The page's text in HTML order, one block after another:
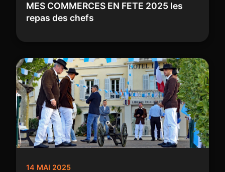
MES COMMERCES EN FETE 2025 les
repas des chefs
14 MAI 2025